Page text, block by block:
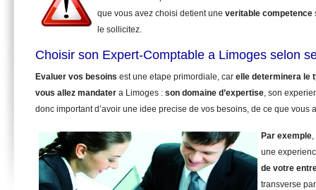
que vous avez choisi detient une veritable competence
le sollicitez.
Choisir son Expert-Comptable a Limoges selon
Evaluer vos besoins est une etape primordiale, car elle determinera le
vous allez mandater a Limoges : son domaine d’expertise, son
donc important d’avoir une idee precise de vos besoins, de ce que vous
Par exemple
une
de votre
transverse